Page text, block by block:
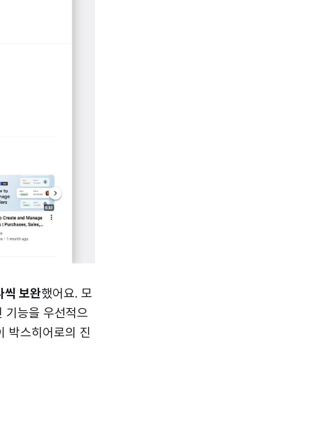
씩 보완했어요. 모
기능을 우선적으
박스히어로의 진